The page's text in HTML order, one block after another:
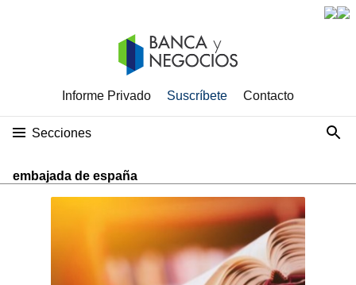
Informe Privado Suscríbete Contacto
Secciones
embajada de españa